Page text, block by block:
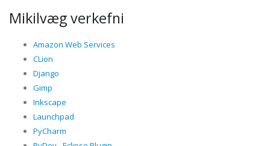
Mikilvæg verkefni
Amazon Web Services
CLion
Django
Gimp
Inkscape
Launchpad
PyCharm